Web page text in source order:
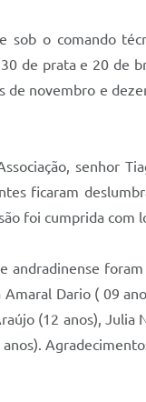
sob o comando
de prata e 20 de
de novembro e
senhor
ficaram
foi cumprida com
andradinense
Amaral Dario ( 09
(12 anos), Julia